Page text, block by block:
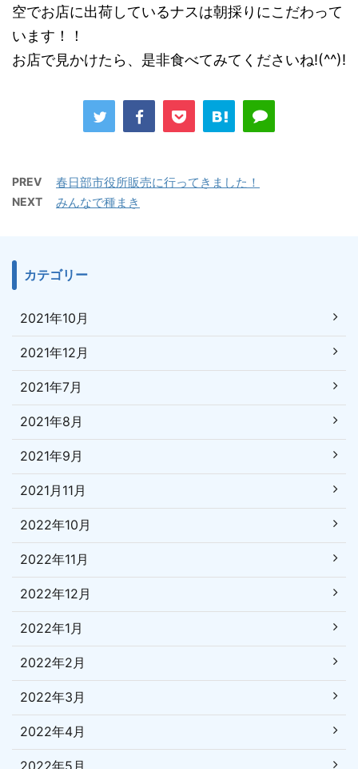
空でお店に出荷しているナスは朝採りにこだわって
います！！
お店で見かけたら、是非食べてみてくださいね!(^^)!
PREV 春日部市役所販売に行ってきました！
NEXT みんなで種まき
カテゴリー
2021年10月
2021年12月
2021年7月
2021年8月
2021年9月
2021月11月
2022年10月
2022年11月
2022年12月
2022年1月
2022年2月
2022年3月
2022年4月
2022年5月